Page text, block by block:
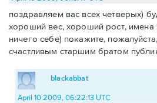
поздравляем вас всех четверых)
хороший вес, хороший рост,
ничего себе) покажите,
счастливым старшим братом
blackabbat
April 10 2009, 06:22:13 UTC